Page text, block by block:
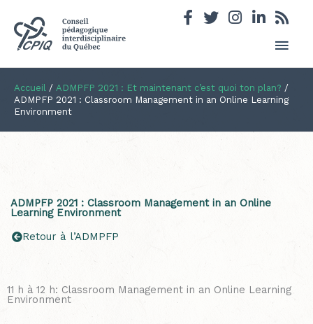
Accueil / ADMPFP 2021 : Et maintenant c’est quoi ton plan? /
ADMPFP 2021 : Classroom Management in an Online Learning
Environment
ADMPFP 2021 : Classroom Management in an Online
Learning Environment
Retour à l’ADMPFP
11 h à 12 h: Classroom Management in an Online Learning
Environment